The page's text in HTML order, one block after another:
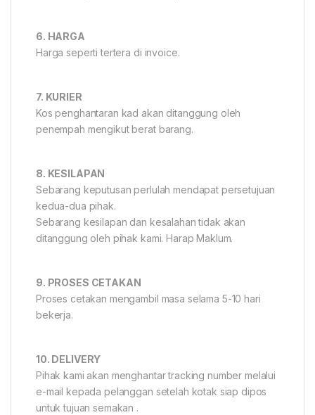
6. HARGA
Harga seperti tertera di invoice.
7. KURIER
Kos penghantaran kad akan ditanggung oleh
penempah mengikut berat barang.
8. KESILAPAN
Sebarang keputusan perlulah mendapat persetujuan
kedua-dua pihak.
Sebarang kesilapan dan kesalahan tidak akan
ditanggung oleh pihak kami. Harap Maklum.
9. PROSES CETAKAN
Proses cetakan mengambil masa selama 5-10 hari
bekerja.
10. DELIVERY
Pihak kami akan menghantar tracking number melalui
e-mail kepada pelanggan setelah kotak siap dipos
untuk tujuan semakan .